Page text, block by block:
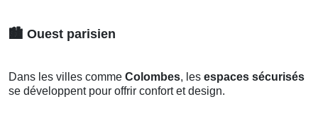
🏙️ Ouest parisien
Dans les villes comme Colombes, les espaces sécurisés
se développent pour offrir confort et design.